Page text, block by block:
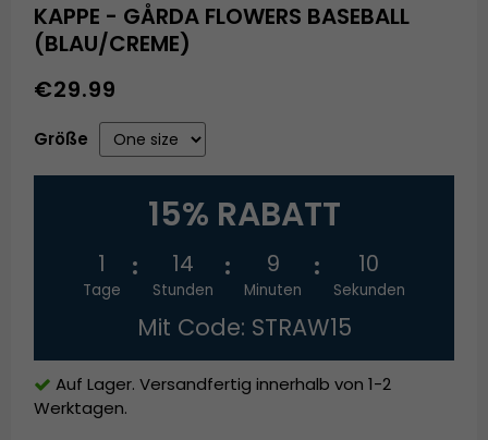
KAPPE - GÅRDA FLOWERS BASEBALL
(BLAU/CREME)
€29.99
Größe
15% RABATT
1
Tage
14
Stunden
9
Minuten
10
Sekunden
Mit Code: STRAW15
Auf Lager. Versandfertig innerhalb von 1-2
Werktagen.